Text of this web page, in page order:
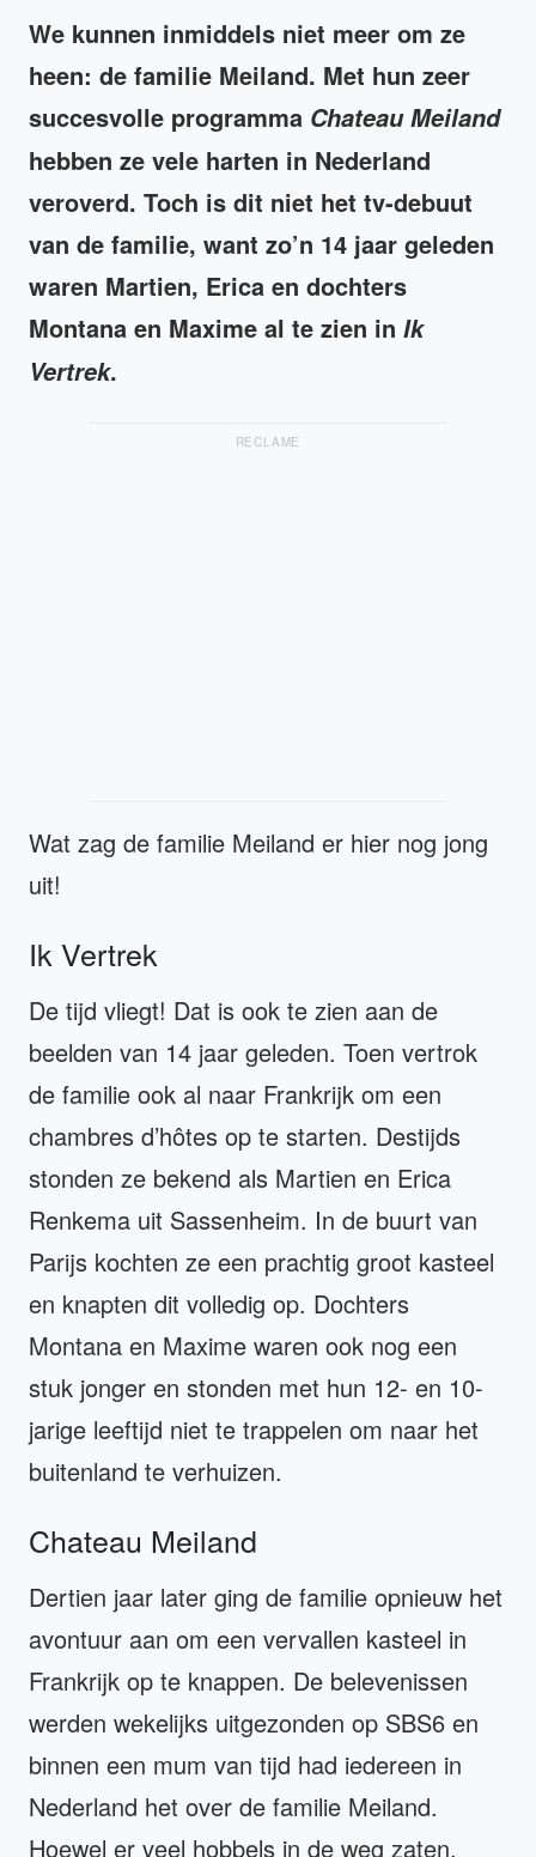
We kunnen inmiddels niet meer om ze
heen: de familie Meiland. Met hun zeer
succesvolle programma Chateau Meiland
hebben ze vele harten in Nederland
veroverd. Toch is dit niet het tv-debuut
van de familie, want zo’n 14 jaar geleden
waren Martien, Erica en dochters
Montana en Maxime al te zien in Ik
Vertrek.
RECLAME
Wat zag de familie Meiland er hier nog jong
uit!
Ik Vertrek
De tijd vliegt! Dat is ook te zien aan de
beelden van 14 jaar geleden. Toen vertrok
de familie ook al naar Frankrijk om een
chambres d’hôtes op te starten. Destijds
stonden ze bekend als Martien en Erica
Renkema uit Sassenheim. In de buurt van
Parijs kochten ze een prachtig groot kasteel
en knapten dit volledig op. Dochters
Montana en Maxime waren ook nog een
stuk jonger en stonden met hun 12- en 10-
jarige leeftijd niet te trappelen om naar het
buitenland te verhuizen.
Chateau Meiland
Dertien jaar later ging de familie opnieuw het
avontuur aan om een vervallen kasteel in
Frankrijk op te knappen. De belevenissen
werden wekelijks uitgezonden op SBS6 en
binnen een mum van tijd had iedereen in
Nederland het over de familie Meiland.
Hoewel er veel hobbels in de weg zaten,